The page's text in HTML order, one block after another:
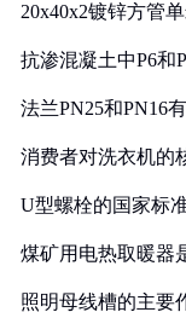
20x40x2镀锌方管
抗渗混凝土中P6和
法兰PN25和PN16
消费者对洗衣机的
U型螺栓的国家标
煤矿用电热取暖器
照明母线槽的主要